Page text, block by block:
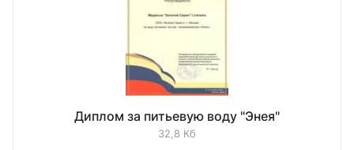
Диплом за питьевую воду "Энея"
32,8 Кб